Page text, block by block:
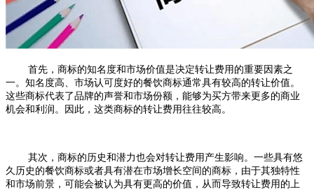
首先，商标的知名度和市场价值是决定转让费用的重要因素之
一。知名度高、市场认可度好的餐饮商标通常具有较高的转让价值。
这些商标代表了品牌的声誉和市场份额，能够为买方带来更多的商业
机会和利润。因此，这类商标的转让费用往往较高。
其次，商标的历史和潜力也会对转让费用产生影响。一些具有悠
久历史的餐饮商标或者具有潜在市场增长空间的商标，由于其独特性
和市场前景，可能会被认为具有更高的价值，从而导致转让费用的上